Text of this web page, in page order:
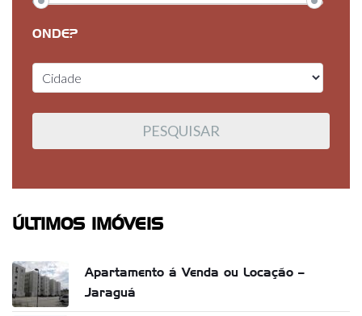
ONDE?
ÚLTIMOS IMÓVEIS
Apartamento á Venda ou Locação –
Jaraguá